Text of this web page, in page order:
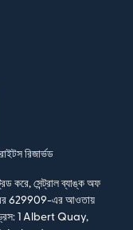
রিজার্ভড
সেন্ট্রাল ব্যাঙ্ক অফ
629909-এর আওতায়
1 Albert Quay,